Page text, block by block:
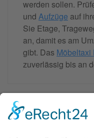
werden sollen.
und Aufzüge auf
Sie Etage,
an, damit es am
gibt. Das Möbeltaxi
zuverlässig bis an
Moebeltaxi-Dresden